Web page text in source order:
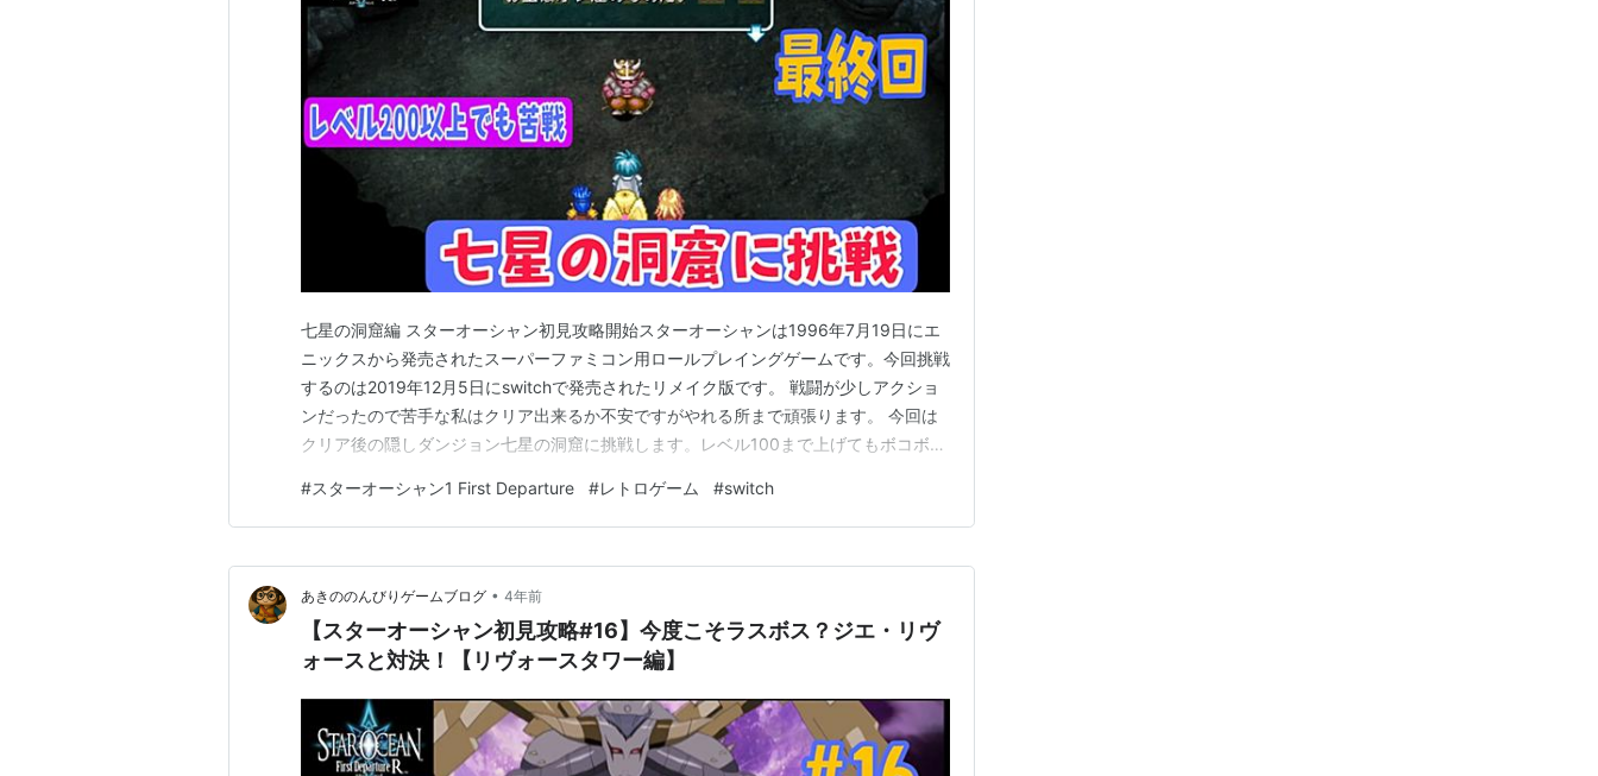
七星の洞窟編 スターオーシャン初見攻略開始スターオーシャンは1996年7月19日にエ
ニックスから発売されたスーパーファミコン用ロールプレイングゲームです。今回挑戦
するのは2019年12月5日にswitchで発売されたリメイク版です。 戦闘が少しアクショ
ンだったので苦手な私はクリア出来るか不安ですがやれる所まで頑張ります。 今回は
クリア後の隠しダンジョン七星の洞窟に挑戦します。レベル100まで上げてもボコボ
決で．．． それではどうぞ(^_^)/ www.youtube.com 前回の様子はこちら↓↓↓
www.yo…
#スターオーシャン1 First Departure #レトロゲーム #switch
あきののんびりゲームブログ • 4年前
【スターオーシャン初見攻略#16】今度こそラスボス？ジエ・リヴ
ォースと対決！【リヴォースタワー編】